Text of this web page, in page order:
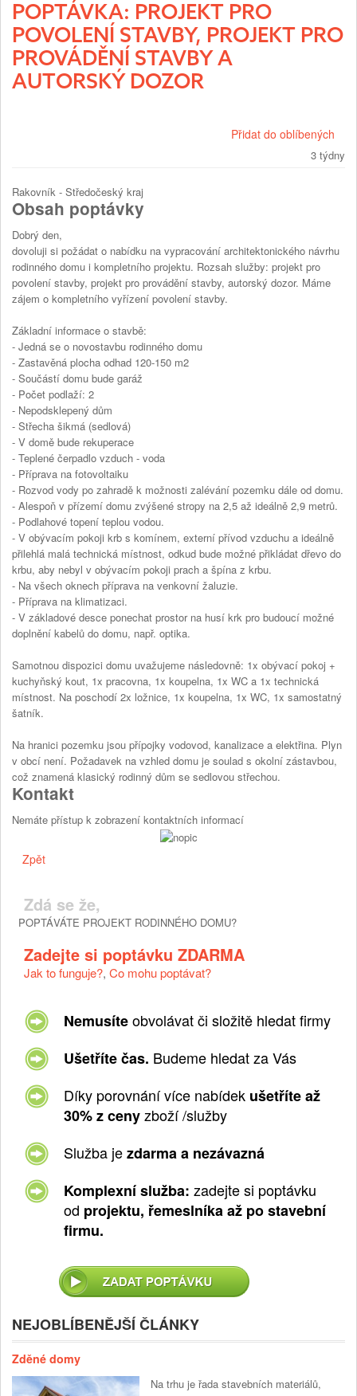
POPTÁVKA: PROJEKT PRO
POVOLENÍ STAVBY, PROJEKT PRO
PROVÁDĚNÍ STAVBY A
AUTORSKÝ DOZOR
Přidat do oblíbených
3 týdny
Rakovník - Středočeský kraj
Obsah poptávky
Dobrý den,
dovoluji si požádat o nabídku na vypracování architektonického návrhu
rodinného domu i kompletního projektu. Rozsah služby: projekt pro
povolení stavby, projekt pro provádění stavby, autorský dozor. Máme
zájem o kompletního vyřízení povolení stavby.
Základní informace o stavbě:
- Jedná se o novostavbu rodinného domu
- Zastavěná plocha odhad 120-150 m2
- Součástí domu bude garáž
- Počet podlaží: 2
- Nepodsklepený dům
- Střecha šikmá (sedlová)
- V domě bude rekuperace
- Teplené čerpadlo vzduch - voda
- Příprava na fotovoltaiku
- Rozvod vody po zahradě k možnosti zalévání pozemku dále od domu.
- Alespoň v přízemí domu zvýšené stropy na 2,5 až ideálně 2,9 metrů.
- Podlahové topení teplou vodou.
- V obývacím pokoji krb s komínem, externí přívod vzduchu a ideálně
přilehlá malá technická místnost, odkud bude možné přikládat dřevo do
krbu, aby nebyl v obývacím pokoji prach a špína z krbu.
- Na všech oknech příprava na venkovní žaluzie.
- Příprava na klimatizaci.
- V základové desce ponechat prostor na husí krk pro budoucí možné
doplnění kabelů do domu, např. optika.
Samotnou dispozici domu uvažujeme následovně: 1x obývací pokoj +
kuchyňský kout, 1x pracovna, 1x koupelna, 1x WC a 1x technická
místnost. Na poschodí 2x ložnice, 1x koupelna, 1x WC, 1x samostatný
šatník.
Na hranici pozemku jsou přípojky vodovod, kanalizace a elektřina. Plyn
v obcí není. Požadavek na vzhled domu je soulad s okolní zástavbou,
což znamená klasický rodinný dům se sedlovou střechou.
Kontakt
Nemáte přístup k zobrazení kontaktních informací
Zpět
Zdá se že,
POPTÁVÁTE PROJEKT RODINNÉHO DOMU?
Zadejte si poptávku ZDARMA
Jak to funguje?, Co mohu poptávat?
Nemusíteobvolávat či složitě hledat firmy
Ušetříte čas. Budeme hledat za Vás
Díky porovnání více nabídek ušetříte až
30% z cenyzboží /služby
Služba jezdarma a nezávazná
Komplexní služba: zadejte si poptávku
od projektu, řemeslníka až po stavební
firmu.
NEJOBLÍBENĚJŠÍ ČLÁNKY
Zděné domy
Na trhu je řada stavebních materiálů,